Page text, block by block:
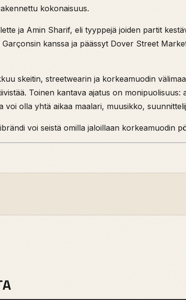
kokonaisuus.
ja Amin Sharif, eli tyyppejä joiden partit
kanssa ja päässyt Dover Street
skeitin, streetwearin ja korkeamuodin
Toinen kantava ajatus on
olla yhtä aikaa maalari, muusikko,
voi seistä omilla jaloillaan korkeamuodin